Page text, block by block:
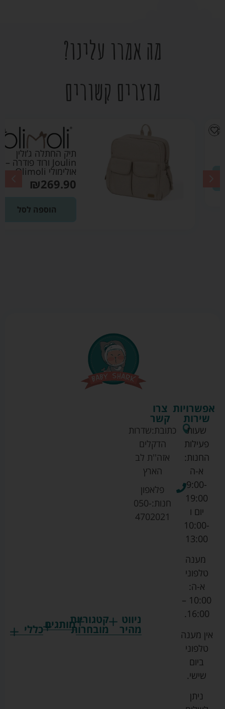
מה אמרו עלינו?
מוצרים קשורים
תיק החתלה ג’ולין
Joulin ורוד פודרה –
אולימולי Olimoli
₪269.90
הוספה לסל
ניווט
מהיר
קטגוריות
מובחרותמותגים
גרקו
כללי
צרו
קשר
כתובת:שדרות
הדקלים
אזה''ת לב
הארץ
פלאפון
חנות:050-
4702021
אפשרויות
שירות
שעות
פעילות
החנות:
א-ה
9:00-
19:00
יום ו
10:00-
13:00
מענה
טלפוני
א-ה:
10:00 –
16:00.
אין מענה
טלפוני
ביום
שישי.
ניתן